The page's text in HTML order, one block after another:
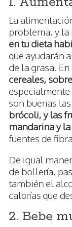
La
problema, y la
en tu dieta
que ayudarán
de la grasa. En
cereales,
son buenas las
brócoli, y las
mandarina y
fuentes de fibra.
De igual
de bollería,
también el
calorías que
2. Bebe